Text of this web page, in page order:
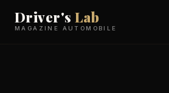
Driver'sLab
MAGAZINE AUTOMOBILE